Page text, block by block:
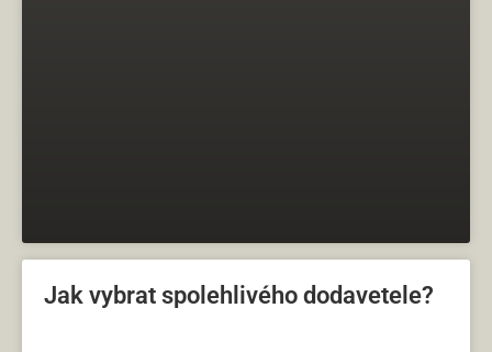
Jak vybrat spolehlivého dodavetele?